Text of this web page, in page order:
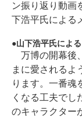
ン振り返り動画
下浩平氏による
山下浩平氏によ
万博の開幕後
まに愛されるよ
ります。一番魂
くなる工夫でし
のキャラクター